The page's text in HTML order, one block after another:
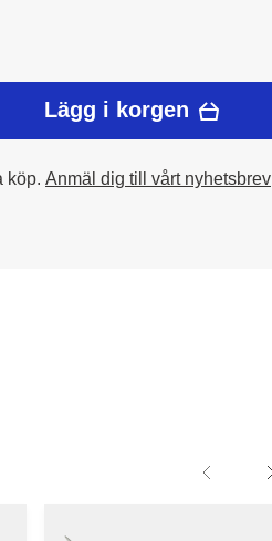
Lägg i korgen
köp. Anmäl dig till vårt nyhetsbrev